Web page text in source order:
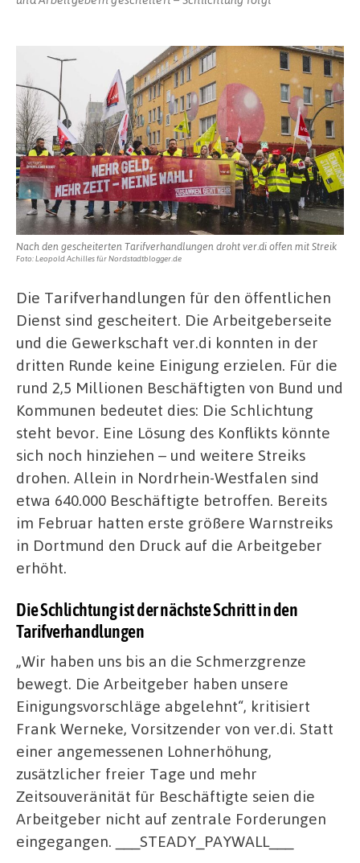
Nach den gescheiterten Tarifverhandlungen droht ver.di offen mit Streik
Foto: Leopold Achilles für Nordstadtblogger.de
Die Tarifverhandlungen für den öffentlichen
Dienst sind gescheitert. Die Arbeitgeberseite
und die Gewerkschaft ver.di konnten in der
dritten Runde keine Einigung erzielen. Für die
rund 2,5 Millionen Beschäftigten von Bund und
Kommunen bedeutet dies: Die Schlichtung
steht bevor. Eine Lösung des Konflikts könnte
sich noch hinziehen – und weitere Streiks
drohen. Allein in Nordrhein-Westfalen sind
etwa 640.000 Beschäftigte betroffen. Bereits
im Februar hatten erste größere Warnstreiks
in Dortmund den Druck auf die Arbeitgeber
erhöht.
Die Schlichtung ist der nächste Schritt in den
Tarifverhandlungen
„Wir haben uns bis an die Schmerzgrenze
bewegt. Die Arbeitgeber haben unsere
Einigungsvorschläge abgelehnt“, kritisiert
Frank Werneke, Vorsitzender von ver.di. Statt
einer angemessenen Lohnerhöhung,
zusätzlicher freier Tage und mehr
Zeitsouveränität für Beschäftigte seien die
Arbeitgeber nicht auf zentrale Forderungen
eingegangen. ___STEADY_PAYWALL___